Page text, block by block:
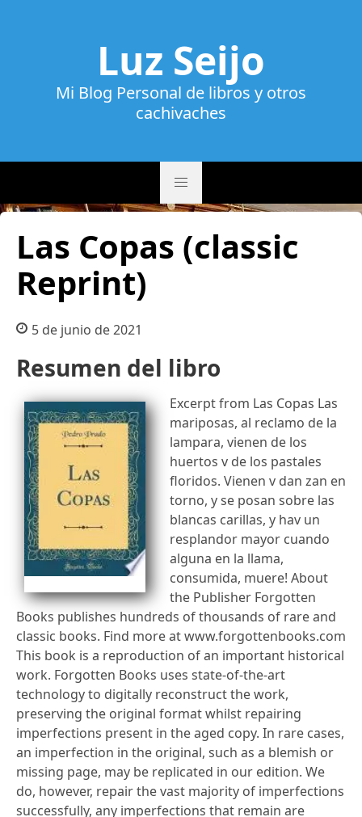
Luz Seijo
Mi Blog Personal de libros y otros
cachivaches
Las Copas (classic
Reprint)
5 de junio de 2021
Resumen del libro
Excerpt from Las Copas Las
mariposas, al reclamo de la
lampara, vienen de los
huertos v de los pastales
floridos. Vienen v dan zan en
torno, y se posan sobre las
blancas carillas, y hav un
resplandor mayor cuando
alguna en la llama,
consumida, muere! About
the Publisher Forgotten
Books publishes hundreds of thousands of rare and
classic books. Find more at www.forgottenbooks.com
This book is a reproduction of an important historical
work. Forgotten Books uses state-of-the-art
technology to digitally reconstruct the work,
preserving the original format whilst repairing
imperfections present in the aged copy. In rare cases,
an imperfection in the original, such as a blemish or
missing page, may be replicated in our edition. We
do, however, repair the vast majority of imperfections
successfully, any imperfections that remain are